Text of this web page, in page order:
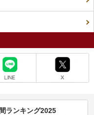
ランキング2025